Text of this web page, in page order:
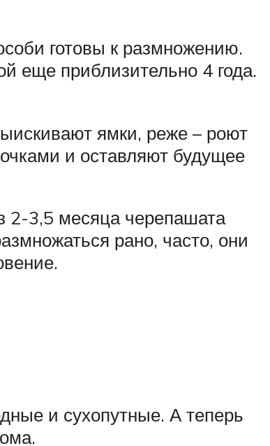
готовы к размножению.
еще приблизительно 4 года.
ямки, реже – роют
и оставляют будущее
2-3,5 месяца черепашата
рано, часто, они
и сухопутные. А теперь